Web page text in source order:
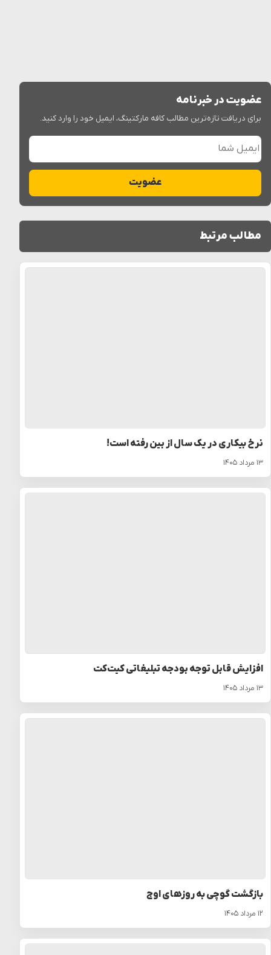
عضویت در خبرنامه
برای دریافت تازه‌ترین مطالب کافه مارکتینگ، ایمیل خود را وارد کنید.
ایمیل شما
عضویت
مطالب مرتبط
نرخ بیکاری در یک سال از بین رفته است!
۱۳ مرداد ۱۴۰۵
افزایش قابل توجه بودجه تبلیغاتی کیت‌کت
۱۳ مرداد ۱۴۰۵
بازگشت گوچی به روزهای اوج
۱۲ مرداد ۱۴۰۵